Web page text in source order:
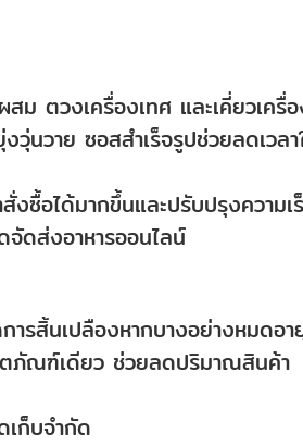
ม ตวงเครื่องเทศ และเคี่ยวเครื่
วุ่นวาย ซอสสำเร็จรูปช่วยลดเวลา
งซื้อได้มากขึ้นและปรับปรุงความเ
จัดส่งอาหารออนไลน์
ารสิ้นเปลืองหากบางอย่างหมดอา
ตภัณฑ์เดียว ช่วยลดปริมาณสินค้า
เก็บจำกัด